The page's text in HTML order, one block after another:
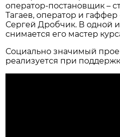
оператор-постановщик –
Тагаев, оператор и
Сергей Дробчик. В одной
снимается его мастер
Социально значимый
реализуется при